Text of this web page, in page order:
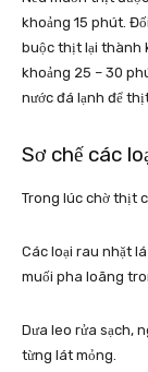
khoảng 15 phút.
buộc thịt lại thành
khoảng 25 – 30
nước đá lạnh để
Sơ chế các
Trong lúc chờ thịt
Các loại rau nhặt
muối pha loãng
Dưa leo rửa sạch,
từng lát mỏng.